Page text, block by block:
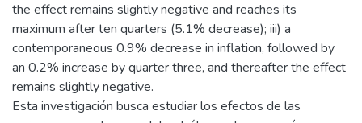
the effect remains slightly negative and reaches its
maximum after ten quarters (5.1% decrease); iii) a
contemporaneous 0.9% decrease in inflation, followed by
an 0.2% increase by quarter three, and thereafter the effect
remains slightly negative.
Esta investigación busca estudiar los efectos de las